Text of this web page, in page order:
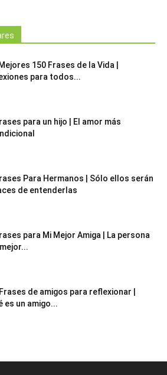
150 Frases de la Vida |
para todos...
para un hijo | El amor más
Para Hermanos | Sólo ellos serán
de entenderlas
para Mi Mejor Amiga | La persona
de amigos para reflexionar |
es un amigo...